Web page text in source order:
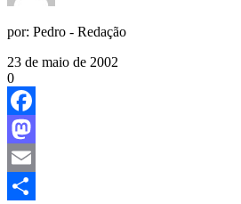
por: Pedro - Redação
23 de maio de 2002
0
Facebook
Mastodon
Email